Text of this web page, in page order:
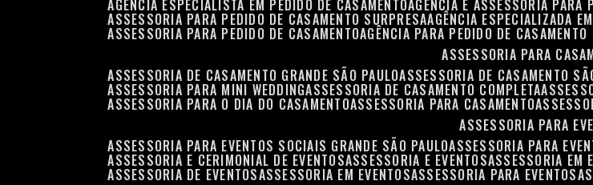
AGÊNCIA ESPECIALISTA EM PEDIDO DE CASAMENTO AGÊNCIA E ASSESSORIA PARA
ASSESSORIA PARA PEDIDO DE CASAMENTO SURPRESA AGÊNCIA ESPECIALIZADA
ASSESSORIA PARA PEDIDO DE CASAMENTO AGÊNCIA PARA PEDIDO DE CASAMENTO
ASSESSORIA PARA
ASSESSORIA DE CASAMENTO GRANDE SÃO PAULO ASSESSORIA DE CASAMENTO
ASSESSORIA PARA MINI WEDDING ASSESSORIA DE CASAMENTO COMPLETA
ASSESSORIA PARA O DIA DO CASAMENTO ASSESSORIA PARA CASAMENTO
ASSESSORIA PARA
ASSESSORIA PARA EVENTOS SOCIAIS GRANDE SÃO PAULO ASSESSORIA PARA
ASSESSORIA E CERIMONIAL DE EVENTOS ASSESSORIA E EVENTOS ASSESSORIA
ASSESSORIA DE EVENTOS ASSESSORIA EM EVENTOS ASSESSORIA PARA EVENTOS